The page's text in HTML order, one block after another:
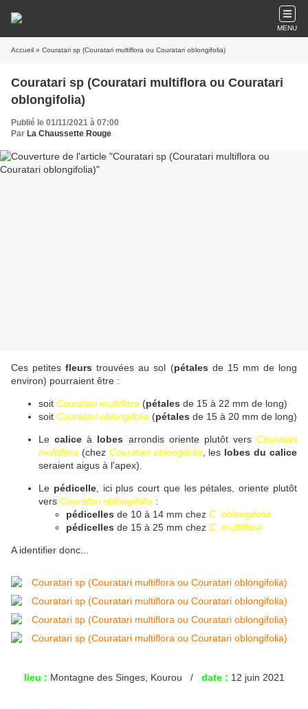
MENU
Accueil » Couratari sp (Couratari multiflora ou Couratari oblongifolia)
Couratari sp (Couratari multiflora ou Couratari
oblongifolia)
Publié le 01/11/2021 à 07:00
Par La Chaussette Rouge
Ces petitesfleurstrouvées au sol (pétales de 15 mm de long
environ) pourraient être :
soit Couratari multiflora (pétales de 15 à 22 mm de long)
soit Couratari oblongifolia (pétales de 15 à 20 mm de long)
Lecaliceà lobes arrondis oriente plutôt vers Couratari
multiflora (chez Couratari oblongifolia , les lobes du calice
seraient aigus à l'apex).
Le pédicelle, ici plus court que les pétales, oriente plutôt
vers Couratari oblongifolia :
pédicelles de 10 à 14 mm chez C. oblongifolia
pédicelles de 15 à 25 mm chez C. multiflora
A identifier donc...
lieu : Montagne des Singes, Kourou / date : 12 juin 2021